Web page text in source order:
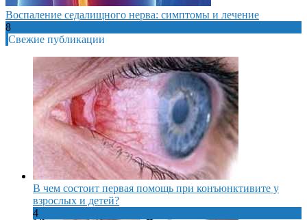
Воспаление седалищного нерва: симптомы и лечение
8
Свежие публикации
В чем состоит первая помощь при конъюнктивите у
взрослых и детей?
4